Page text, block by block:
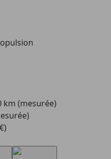
km (mesurée)